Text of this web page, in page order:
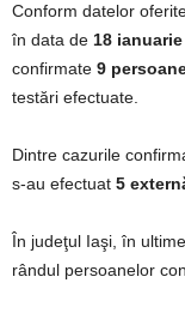
Conform datelor
în data de 18
confirmate 9
testări efectuate.
Dintre cazurile
s-au efectuat 5
În judeţul Iaşi, în
rândul persoanelor